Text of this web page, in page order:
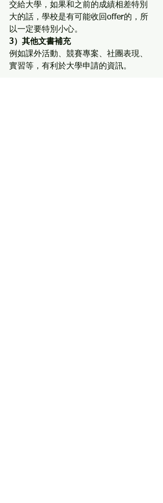
交給大學，如果和之前的成績相差特別
大的話，學校是有可能收回offer的，所
以一定要特別小心。
3）其他文書補充
例如課外活動、競賽專案、社團表現、
實習等，有利於大學申請的資訊。